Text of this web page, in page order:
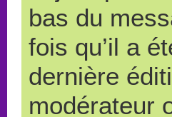
bas du
fois qu’il a
dernière
modérateur